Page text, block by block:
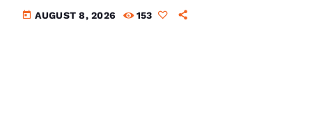
today AUGUST 8, 2026 153